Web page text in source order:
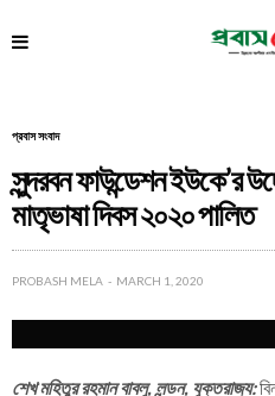
প্রবাস সংবাদ
সুন্দরবন ফাউন্ডেশন ইউকে’র
মাতৃভাষা দিবস ২০২০ পালিত
PROBASH MELA MARCH 1, 2020
শেখ মহিতুর রহমান বাবলু, লন্ডন, যুক্তরাজ্য: